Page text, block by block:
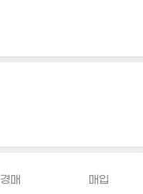
경매 매입